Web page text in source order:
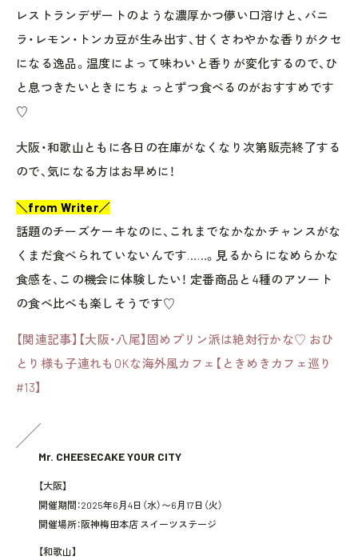
レストランデザートのような濃厚かつ儚い口溶けと、バニ
ラ・レモン・トンカ豆が生み出す、甘くさわやかな香りがクセ
になる逸品。温度によって味わいと香りが変化するので、ひ
と息つきたいときにちょっとずつ食べるのがおすすめです
♡
大阪・和歌山ともに各日の在庫がなくなり次第販売終了する
ので、気になる方はお早めに！
＼from Writer／
話題のチーズケーキなのに、これまでなかなかチャンスがな
くまだ食べられていないんです……。見るからになめらかな
食感を、この機会に体験したい！ 定番商品と4種のアソート
の食べ比べも楽しそうです♡
【関連記事】【大阪・八尾】固めプリン派は絶対行かな♡ おひ
とり様も子連れもOKな海外風カフェ【ときめきカフェ巡り
#13】
Mr. CHEESECAKE YOUR CITY
【大阪】
開催期間：2025年6月4日（水）〜6月17日（火）
開催場所：阪神梅田本店 スイーツステージ
【和歌山】